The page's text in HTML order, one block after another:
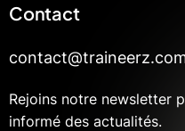
Contact
Rejoins notre newsletter
informé des actualités.